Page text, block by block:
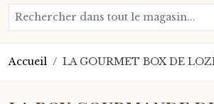
Rechercher dans tout le magasin...
Accueil / LA GOURMET BOX DE